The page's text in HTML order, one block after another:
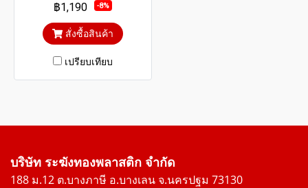
ภายในประตูเสริมเหล็กตัวยูและ
โครง WOOD UPVC
฿1,190 -8%
สั่งซื้อสินค้า
เปรียบเทียบ
บริษัท ระฆังทองพลาสติก จำกัด
188 ม.12 ต.บางภาษี อ.บางเลน จ.นครปฐม 73130